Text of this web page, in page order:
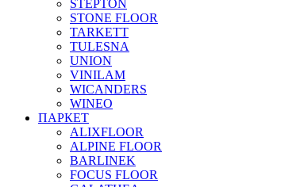
STEPTON
STONE FLOOR
TARKETT
TULESNA
UNION
VINILAM
WICANDERS
WINEO
ПАРКЕТ
ALIXFLOOR
ALPINE FLOOR
BARLINEK
FOCUS FLOOR